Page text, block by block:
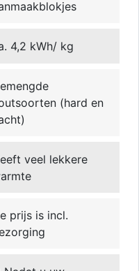
4,2 kWh/ kg
(hard en
veel lekkere
prijs is incl.